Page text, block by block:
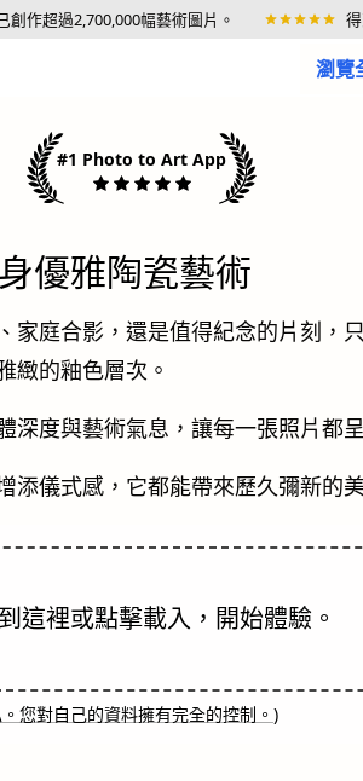
創作超過2,700,000幅藝術圖片。
瀏覽
#1 Photo to Art App
優雅陶瓷藝術
庭合影，還是值得紀念的片刻，
的釉色層次。
度與藝術氣息，讓每一張照片都
儀式感，它都能帶來歷久彌新的
這裡或點擊載入，開始體驗。
您對自己的資料擁有完全的控制。 )